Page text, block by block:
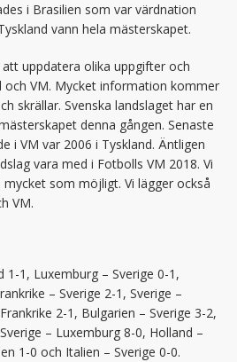
i Brasilien som var värdnation
vann hela mästerskapet.
uppdatera olika uppgifter och
VM. Mycket information kommer
skrällar. Svenska landslaget har en
denna gången. Senaste
i VM var 2006 i Tyskland. Äntligen
vara med i Fotbolls VM 2018. Vi
som möjligt. Vi lägger också
VM.
1-1, Luxemburg – Sverige 0-1,
– Sverige 2-1, Sverige –
2-1, Bulgarien – Sverige 3-2,
– Luxemburg 8-0, Holland –
1-0 och Italien – Sverige 0-0.